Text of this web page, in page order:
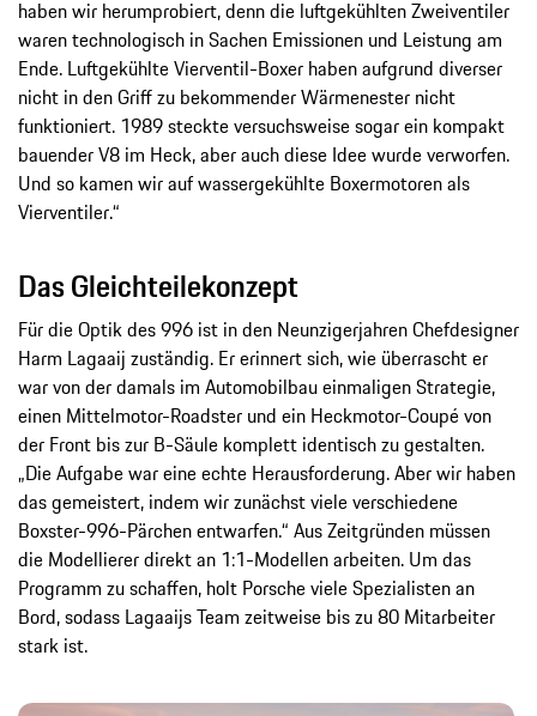
haben wir herumprobiert, denn die luftgekühlten Zweiventiler
waren technologisch in Sachen Emissionen und Leistung am
Ende. Luftgekühlte Vierventil-Boxer haben aufgrund diverser
nicht in den Griff zu bekommender Wärmenester nicht
funktioniert. 1989 steckte versuchsweise sogar ein kompakt
bauender V8 im Heck, aber auch diese Idee wurde verworfen.
Und so kamen wir auf wassergekühlte Boxermotoren als
Vierventiler.“
Das Gleichteilekonzept
Für die Optik des 996 ist in den Neunzigerjahren Chefdesigner
Harm Lagaaij zuständig. Er erinnert sich, wie überrascht er
war von der damals im Automobilbau einmaligen Strategie,
einen Mittelmotor-Roadster und ein Heckmotor-Coupé von
der Front bis zur B-Säule komplett identisch zu gestalten.
„Die Aufgabe war eine echte Herausforderung. Aber wir haben
das gemeistert, indem wir zunächst viele verschiedene
Boxster-996-Pärchen entwarfen.“ Aus Zeitgründen müssen
die Modellierer direkt an 1:1-Modellen arbeiten. Um das
Programm zu schaffen, holt Porsche viele Spezialisten an
Bord, sodass Lagaaijs Team zeitweise bis zu 80 Mitarbeiter
stark ist.